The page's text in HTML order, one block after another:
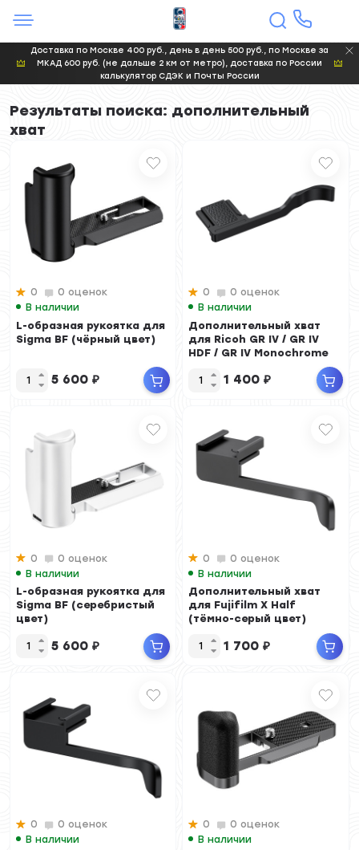
Доставка по Москве 400 руб., день в день 500 руб., по Москве за
МКАД 600 руб. (не дальше 2 км от метро), доставка по России
калькулятор СДЭК и Почты России
Результаты поиска: дополнительный
хват
0
0 оценок
В наличии
L-образная рукоятка для
Sigma BF (чёрный цвет)
5 600 ₽
0
0 оценок
В наличии
Дополнительный хват
для Ricoh GR IV / GR IV
HDF / GR IV Monochrome
1 400 ₽
0
0 оценок
В наличии
L-образная рукоятка для
Sigma BF (серебристый
цвет)
5 600 ₽
0
0 оценок
В наличии
Дополнительный хват
для Fujifilm X Half
(тёмно-серый цвет)
1 700 ₽
0
0 оценок
В наличии
0
0 оценок
В наличии